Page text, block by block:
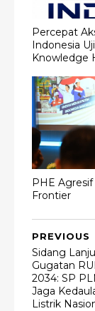
Percepat
Indonesia
Knowledge
PHE
Frontier
PREVIOUS
Sidang
Gugatan
2034: SP
Jaga
Listrik